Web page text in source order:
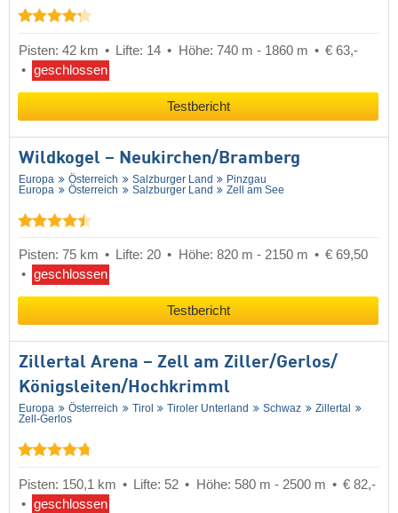
Pisten: 42 km Lifte: 14 Höhe: 740 m - 1860 m
€ 63,-
geschlossen
Testbericht
Wildkogel – Neukirchen/​Bramberg
Europa Österreich Salzburger Land
Pinzgau
Europa
Österreich Salzburger Land Zell am See
Pisten: 75 km Lifte: 20 Höhe: 820 m - 2150 m
€ 69,50
geschlossen
Testbericht
Zillertal Arena – Zell am Ziller/​Gerlos/​
Königsleiten/​Hochkrimml
Europa Österreich Tirol Tiroler Unterland Schwaz
Zillertal
Zell-Gerlos
Pisten: 150,1 km Lifte: 52 Höhe: 580 m - 2500 m
€ 82,-
geschlossen